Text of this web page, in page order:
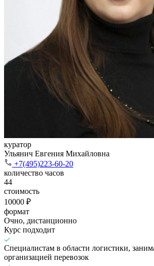
куратор
Ульянич Евгения Михайловна
+7(495)223-60-20
количество часов
44
стоимость
10000 ₽
формат
Очно, дистанционно
Курс подходит
Специалистам в области логистики,
организацией перевозок